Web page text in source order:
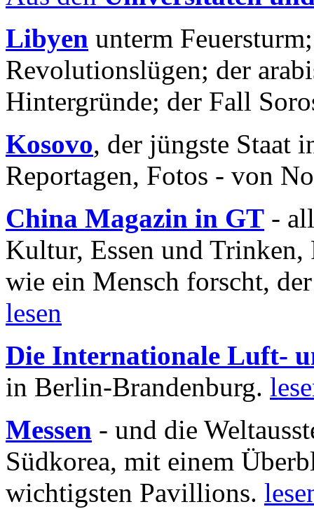
Libyen unterm
Revolutionslügen; der
Hintergründe; der Fall
Kosovo, der jüngste Staat
Reportagen, Fotos - von
China Magazin in GT -
Kultur, Essen und
wie ein Mensch forscht,
lesen
Die Internationale Luft-
in Berlin-Brandenburg.
Messen - und die
Südkorea, mit einem
wichtigsten Pavillions.